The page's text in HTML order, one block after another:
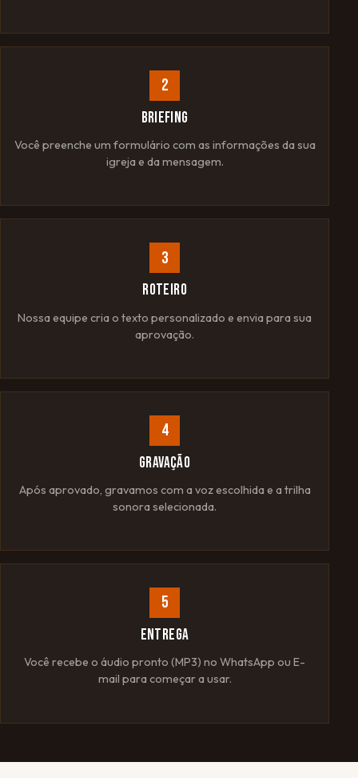
2
BRIEFING
Você preenche um formulário com as informações da sua
igreja e da mensagem.
3
ROTEIRO
Nossa equipe cria o texto personalizado e envia para sua
aprovação.
4
GRAVAÇÃO
Após aprovado, gravamos com a voz escolhida e a trilha
sonora selecionada.
5
ENTREGA
Você recebe o áudio pronto (MP3) no WhatsApp ou E-
mail para começar a usar.